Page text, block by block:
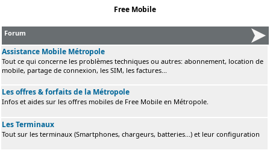
Free Mobile
Forum
Assistance Mobile Métropole
Tout ce qui concerne les problèmes techniques ou autres: abonnement, location de
mobile, partage de connexion, les SIM, les factures...
Les offres & forfaits de la Métropole
Infos et aides sur les offres mobiles de Free Mobile en Métropole.
Les Terminaux
Tout sur les terminaux (Smartphones, chargeurs, batteries...) et leur configuration